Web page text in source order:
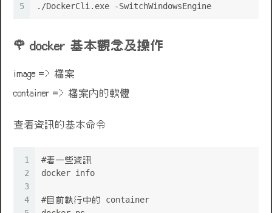
5
./DockerCli.exe -SwitchWindowsEngine
docker 基本觀念及操作
image => 檔案
container => 檔案內的軟體
查看資訊的基本命令
1
2
3
4
#看一些資訊
docker info
#目前執行中的 container